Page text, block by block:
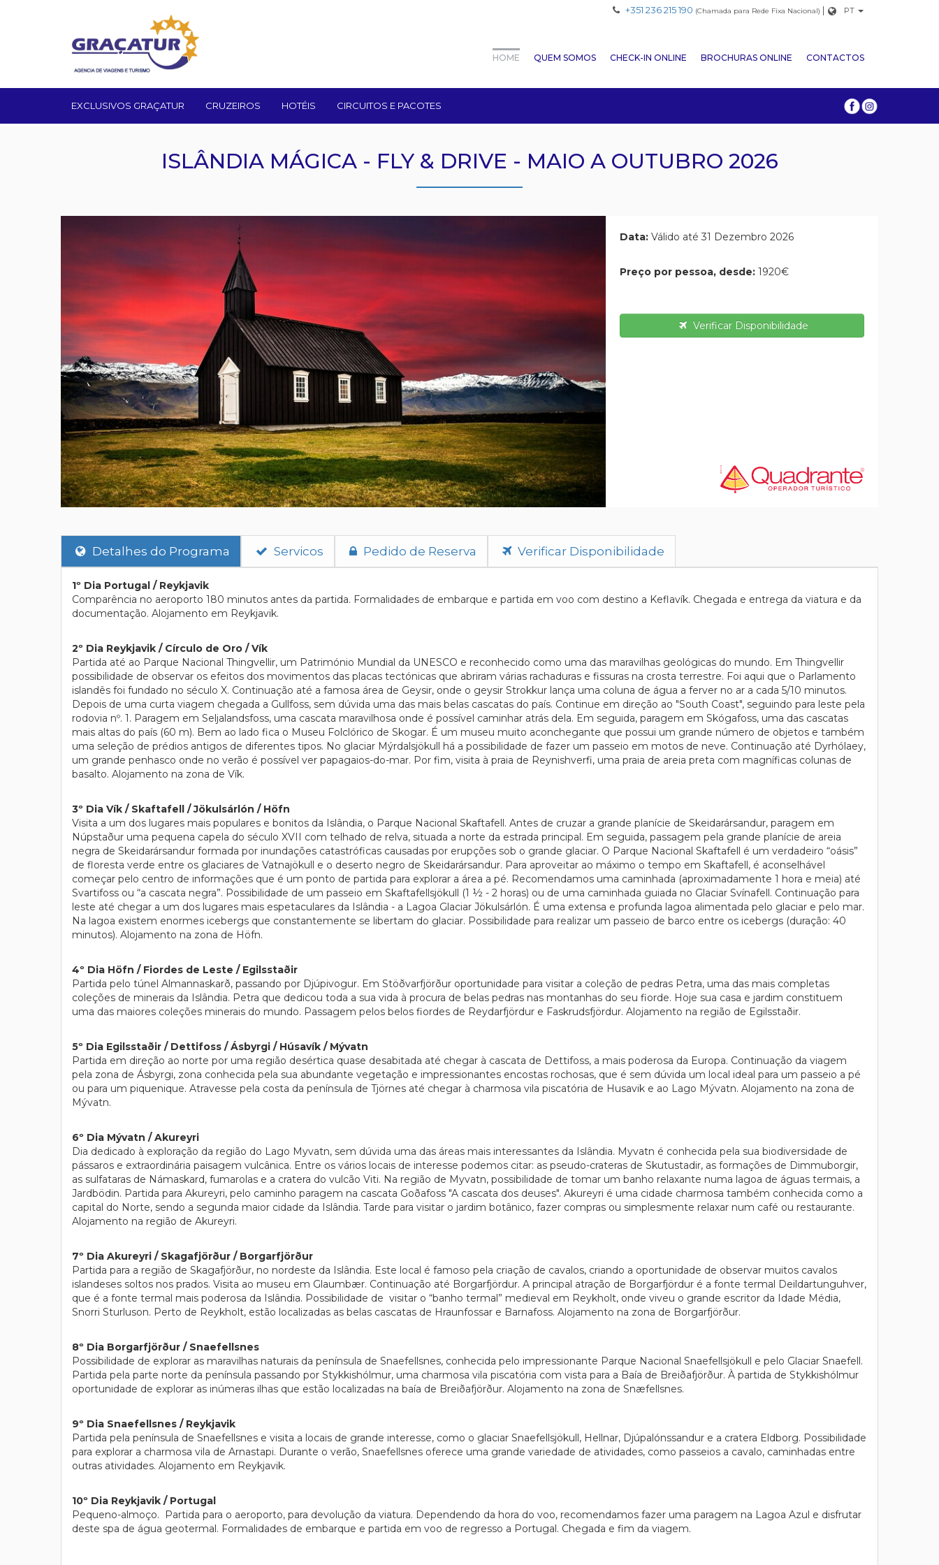
+351 236 215 190 (Chamada para Rede Fixa Nacional) | PT
HOME QUEM SOMOS CHECK-IN ONLINE BROCHURAS ONLINE CONTACTOS
EXCLUSIVOS GRAÇATUR CRUZEIROS HOTÉIS CIRCUITOS E PACOTES
ISLÂNDIA MÁGICA - FLY & DRIVE - MAIO A OUTUBRO 2026
Data: Válido até 31 Dezembro 2026
Preço por pessoa, desde: 1920€
Verificar Disponibilidade
Detalhes do Programa Servicos Pedido de Reserva Verificar Disponibilidade
1º Dia Portugal / Reykjavik
Comparência no aeroporto 180 minutos antes da partida. Formalidades de embarque e partida em voo com destino a Keflavík. Chegada e entrega da viatura e da
documentação. Alojamento em Reykjavik.
2º Dia Reykjavik / Círculo de Oro / Vík
Partida até ao Parque Nacional Thingvellir, um Património Mundial da UNESCO e reconhecido como uma das maravilhas geológicas do mundo. Em Thingvellir
possibilidade de observar os efeitos dos movimentos das placas tectónicas que abriram várias rachaduras e fissuras na crosta terrestre. Foi aqui que o Parlamento
islandês foi fundado no século X. Continuação até a famosa área de Geysir, onde o geysir Strokkur lança uma coluna de água a ferver no ar a cada 5/10 minutos.
Depois de uma curta viagem chegada a Gullfoss, sem dúvida uma das mais belas cascatas do país. Continue em direção ao "South Coast", seguindo para leste pela
rodovia nº. 1. Paragem em Seljalandsfoss, uma cascata maravilhosa onde é possível caminhar atrás dela. Em seguida, paragem em Skógafoss, uma das cascatas
mais altas do país (60 m). Bem ao lado fica o Museu Folclórico de Skogar. É um museu muito aconchegante que possui um grande número de objetos e também
uma seleção de prédios antigos de diferentes tipos. No glaciar Mýrdalsjökull há a possibilidade de fazer um passeio em motos de neve. Continuação até Dyrhólaey,
um grande penhasco onde no verão é possível ver papagaios-do-mar. Por fim, visita à praia de Reynishverfi, uma praia de areia preta com magníficas colunas de
basalto. Alojamento na zona de Vík.
3º Dia Vík / Skaftafell / Jökulsárlón / Höfn
Visita a um dos lugares mais populares e bonitos da Islândia, o Parque Nacional Skaftafell. Antes de cruzar a grande planície de Skeidarársandur, paragem em
Núpstaður uma pequena capela do século XVII com telhado de relva, situada a norte da estrada principal. Em seguida, passagem pela grande planície de areia
negra de Skeidarársandur formada por inundações catastróficas causadas por erupções sob o grande glaciar. O Parque Nacional Skaftafell é um verdadeiro “oásis”
de floresta verde entre os glaciares de Vatnajökull e o deserto negro de Skeidarársandur. Para aproveitar ao máximo o tempo em Skaftafell, é aconselhável
começar pelo centro de informações que é um ponto de partida para explorar a área a pé. Recomendamos uma caminhada (aproximadamente 1 hora e meia) até
Svartifoss ou “a cascata negra”. Possibilidade de um passeio em Skaftafellsjökull (1 ½ - 2 horas) ou de uma caminhada guiada no Glaciar Svínafell. Continuação para
leste até chegar a um dos lugares mais espetaculares da Islândia - a Lagoa Glaciar Jökulsárlón. É uma extensa e profunda lagoa alimentada pelo glaciar e pelo mar.
Na lagoa existem enormes icebergs que constantemente se libertam do glaciar. Possibilidade para realizar um passeio de barco entre os icebergs (duração: 40
minutos). Alojamento na zona de Höfn.
4º Dia Höfn / Fiordes de Leste / Egilsstaðir
Partida pelo túnel Almannaskarð, passando por Djúpivogur. Em Stöðvarfjörður oportunidade para visitar a coleção de pedras Petra, uma das mais completas
coleções de minerais da Islândia. Petra que dedicou toda a sua vida à procura de belas pedras nas montanhas do seu fiorde. Hoje sua casa e jardim constituem
uma das maiores coleções minerais do mundo. Passagem pelos belos fiordes de Reydarfjördur e Faskrudsfjördur. Alojamento na região de Egilsstaðir.
5º Dia Egilsstaðir / Dettifoss / Ásbyrgi / Húsavík / Mývatn
Partida em direção ao norte por uma região desértica quase desabitada até chegar à cascata de Dettifoss, a mais poderosa da Europa. Continuação da viagem
pela zona de Ásbyrgi, zona conhecida pela sua abundante vegetação e impressionantes encostas rochosas, que é sem dúvida um local ideal para um passeio a pé
ou para um piquenique. Atravesse pela costa da península de Tjörnes até chegar à charmosa vila piscatória de Husavik e ao Lago Mývatn. Alojamento na zona de
Mývatn.
6º Dia Mývatn / Akureyri
Dia dedicado à exploração da região do Lago Myvatn, sem dúvida uma das áreas mais interessantes da Islândia. Myvatn é conhecida pela sua biodiversidade de
pássaros e extraordinária paisagem vulcânica. Entre os vários locais de interesse podemos citar: as pseudo-crateras de Skutustadir, as formações de Dimmuborgir,
as sulfataras de Námaskard, fumarolas e a cratera do vulcão Viti. Na região de Myvatn, possibilidade de tomar um banho relaxante numa lagoa de águas termais, a
Jardbödin. Partida para Akureyri, pelo caminho paragem na cascata Goðafoss "A cascata dos deuses". Akureyri é uma cidade charmosa também conhecida como a
capital do Norte, sendo a segunda maior cidade da Islândia. Tarde para visitar o jardim botânico, fazer compras ou simplesmente relaxar num café ou restaurante.
Alojamento na região de Akureyri.
7º Dia Akureyri / Skagafjörður / Borgarfjörður
Partida para a região de Skagafjörður, no nordeste da Islândia. Este local é famoso pela criação de cavalos, criando a oportunidade de observar muitos cavalos
islandeses soltos nos prados. Visita ao museu em Glaumbær. Continuação até Borgarfjördur. A principal atração de Borgarfjördur é a fonte termal Deildartunguhver,
que é a fonte termal mais poderosa da Islândia. Possibilidade de visitar o “banho termal” medieval em Reykholt, onde viveu o grande escritor da Idade Média,
Snorri Sturluson. Perto de Reykholt, estão localizadas as belas cascatas de Hraunfossar e Barnafoss. Alojamento na zona de Borgarfjörður.
8º Dia Borgarfjörður / Snaefellsnes
Possibilidade de explorar as maravilhas naturais da península de Snaefellsnes, conhecida pelo impressionante Parque Nacional Snaefellsjökull e pelo Glaciar Snaefell.
Partida pela parte norte da península passando por Stykkishólmur, uma charmosa vila piscatória com vista para a Baía de Breiðafjörður. À partida de Stykkishólmur
oportunidade de explorar as inúmeras ilhas que estão localizadas na baía de Breiðafjörður. Alojamento na zona de Snæfellsnes.
9º Dia Snaefellsnes / Reykjavik
Partida pela península de Snaefellsnes e visita a locais de grande interesse, como o glaciar Snaefellsjökull, Hellnar, Djúpalónssandur e a cratera Eldborg. Possibilidade
para explorar a charmosa vila de Arnastapi. Durante o verão, Snaefellsnes oferece uma grande variedade de atividades, como passeios a cavalo, caminhadas entre
outras atividades. Alojamento em Reykjavik.
10º Dia Reykjavik / Portugal
Pequeno-almoço. Partida para o aeroporto, para devolução da viatura. Dependendo da hora do voo, recomendamos fazer uma paragem na Lagoa Azul e disfrutar
deste spa de água geotermal. Formalidades de embarque e partida em voo de regresso a Portugal. Chegada e fim da viagem.